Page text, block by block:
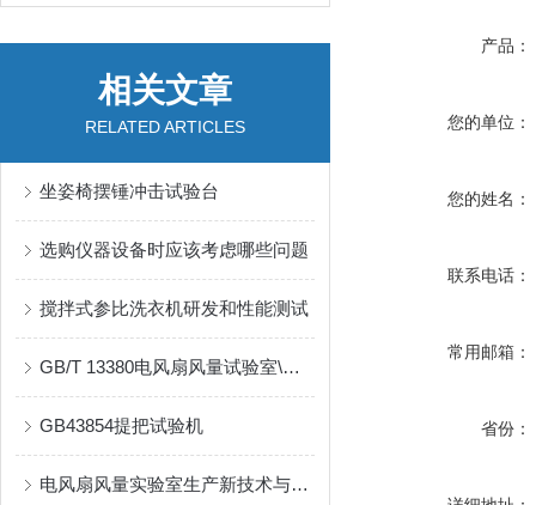
相关文章
RELATED ARTICLES
坐姿椅摆锤冲击试验台
选购仪器设备时应该考虑哪些问题
搅拌式参比洗衣机研发和性能测试
GB/T 13380电风扇风量试验室\电扇风量测试装置
GB43854提把试验机
电风扇风量实验室生产新技术与装备
产品：
您的单位：
您的姓名：
联系电话：
常用邮箱：
省份：